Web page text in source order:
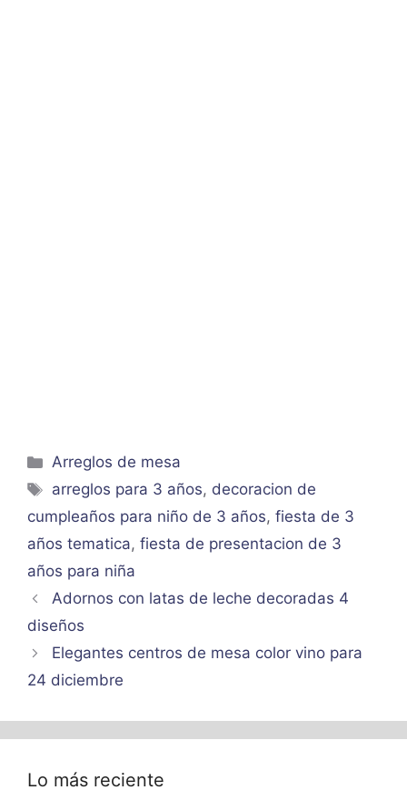
Categorías
Arreglos de mesa
Etiquetas
arreglos para 3 años, decoracion de
cumpleaños para niño de 3 años, fiesta de 3
años tematica, fiesta de presentacion de 3
años para niña
Adornos con latas de leche decoradas 4
diseños
Elegantes centros de mesa color vino para
24 diciembre
Lo más reciente